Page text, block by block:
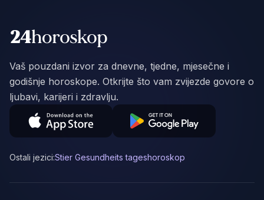
Vaš pouzdani izvor za dnevne, tjedne, mjesečne i
godišnje horoskope. Otkrijte što vam zvijezde govore o
ljubavi, karijeri i zdravlju.
Ostali jezici:Stier Gesundheits tageshoroskop